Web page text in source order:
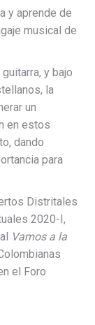
y aprende de
musical de
y bajo
la
un
en estos
dando
para
Distritales
2020-I,
Vamos a la
el Foro